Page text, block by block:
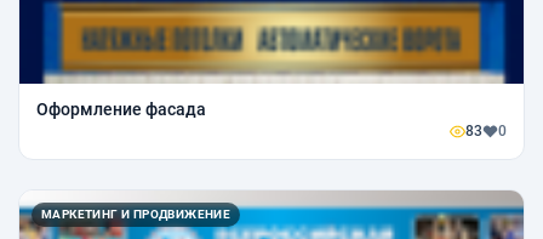
Оформление фасада
83 0
МАРКЕТИНГ И ПРОДВИЖЕНИЕ